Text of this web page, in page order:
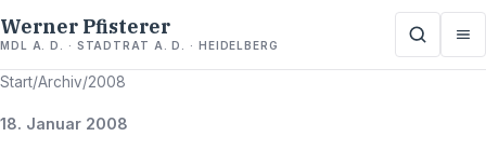
Werner Pfisterer
MDL A. D. · STADTRAT A. D. · HEIDELBERG
Start/Archiv/2008
18. Januar 2008